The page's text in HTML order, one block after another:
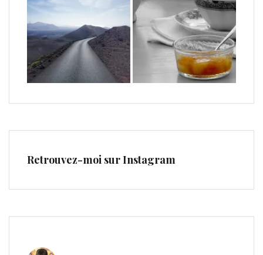
Retrouvez-moi sur Instagram